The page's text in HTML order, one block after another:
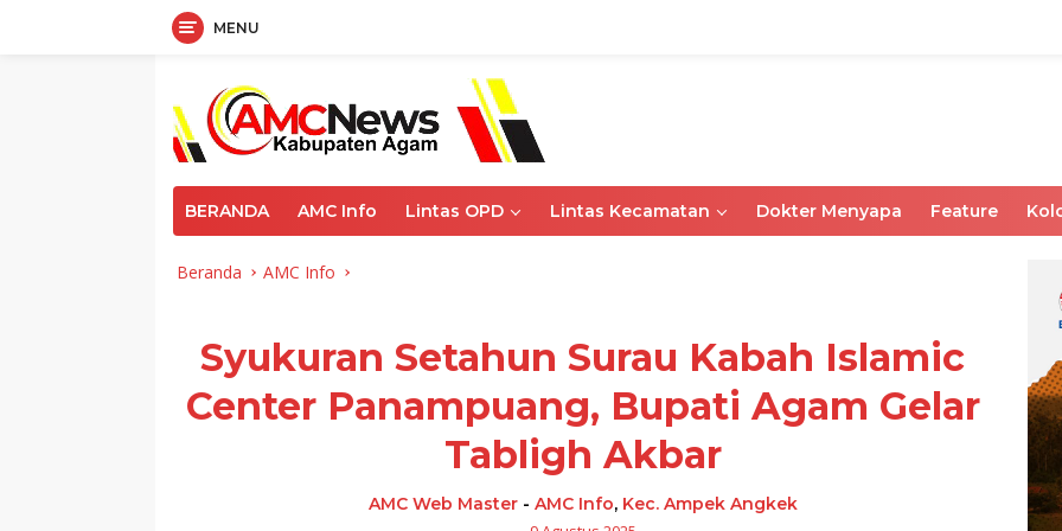
MENU
BERANDA AMC Info Lintas OPD Lintas Kecamatan Dokter Menyapa Feature
Beranda AMC Info
Syukuran Setahun Surau Kabah Islamic
Center Panampuang, Bupati Agam Gelar
Tabligh Akbar
AMC Web Master- AMC Info, Kec. Ampek Angkek